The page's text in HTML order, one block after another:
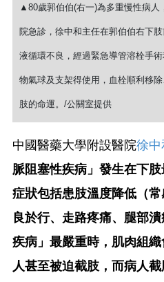
▲80歲郭伯伯(右一)為多重慢性病人
院急診，徐中和主任在郭伯伯右下
液循環不良，經過緊急導管溶栓手
物氣球及支架得使用，血栓順利移
肢的命運。/公關室提供
中國醫藥大學附設醫院徐中
脈阻塞性疾病」發生在下
症狀包括患肢溫度降低（
良於行、走路疼痛、腿部
疾病」最嚴重時，肌肉組
人甚至被迫截肢，而病人